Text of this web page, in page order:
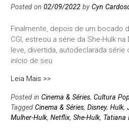
Posted on 02/09/2022 by Cyn
Finalmente, depois de um bocado
CGI, estreou a série da She-Hulk
leve, divertida, autodeclarada
início de seu
Leia Mais >>
Posted in Cinema & Séries, Cultura Pop
Tagged Cinema & Séries, Disney, Hulk,
Mulher-Hulk, Netflix, She-Hulk, Tatiana